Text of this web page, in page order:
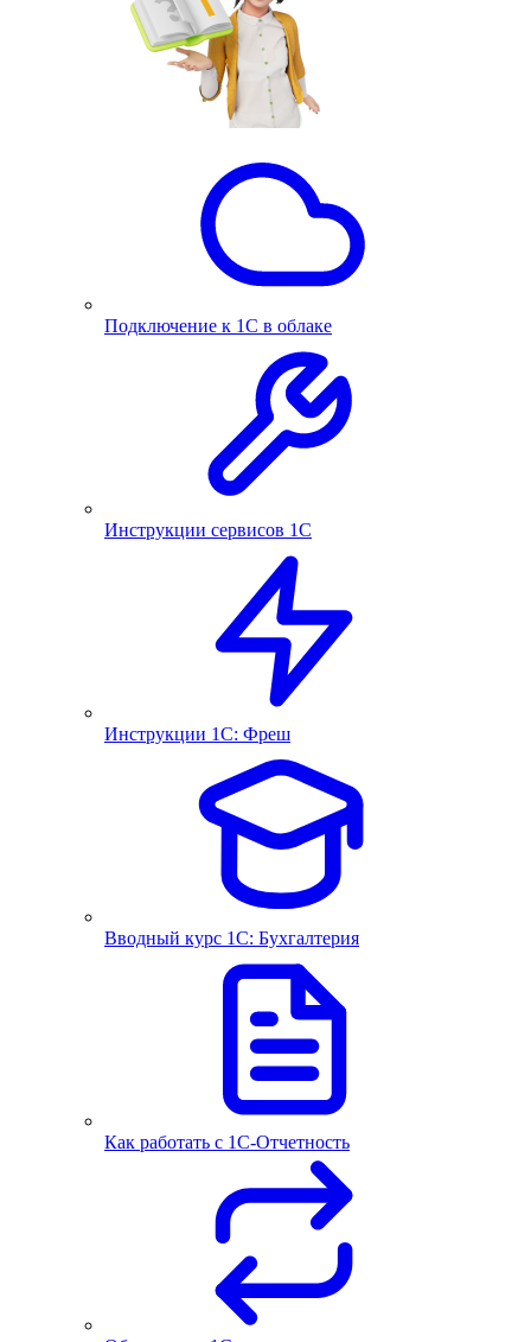
Подключение к 1С в облаке
Инструкции сервисов 1С
Инструкции 1С: Фреш
Вводный курс 1С: Бухгалтерия
Как работать с 1С‑Отчетность